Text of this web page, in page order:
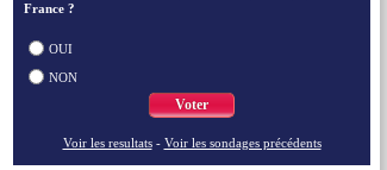
France ?
OUI
NON
Voter
Voir les resultats - Voir les sondages précédents